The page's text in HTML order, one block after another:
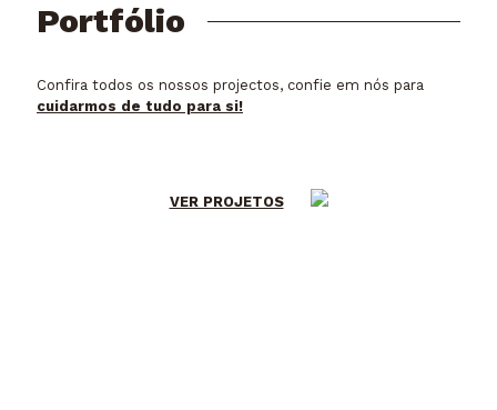
Portfólio
Confira todos os nossos projectos, confie em nós para
cuidarmos de tudo para si!
VER PROJETOS